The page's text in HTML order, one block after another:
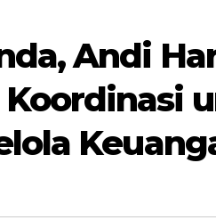
Andi